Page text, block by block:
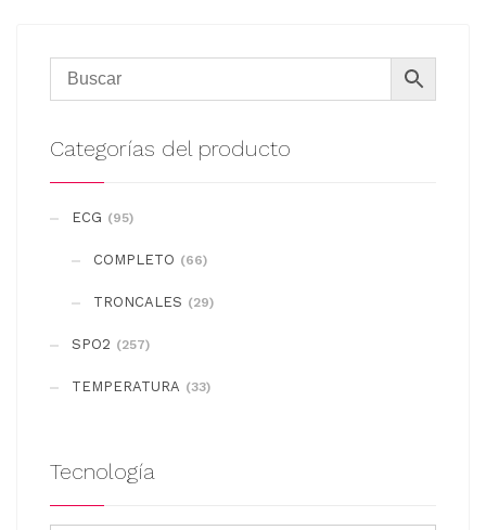
Categorías del producto
ECG (95)
COMPLETO (66)
TRONCALES (29)
SPO2 (257)
TEMPERATURA (33)
Tecnología